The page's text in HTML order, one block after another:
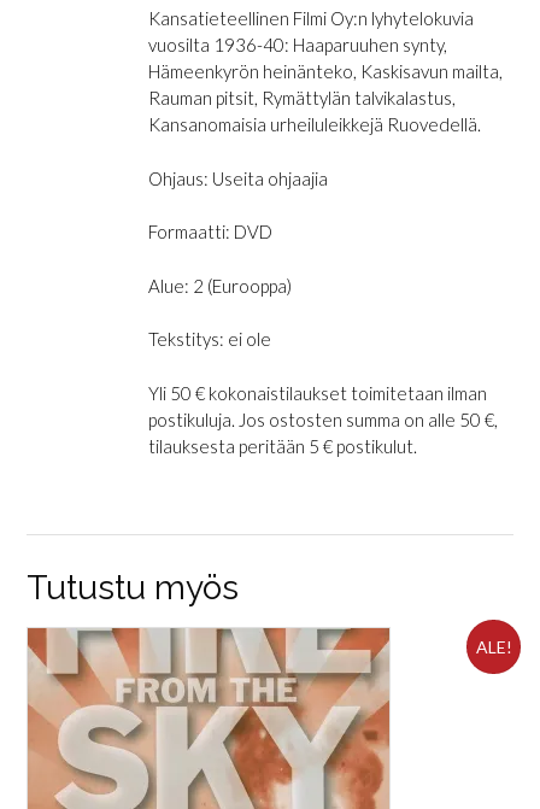
Kansatieteellinen Filmi Oy:n lyhytelokuvia
vuosilta 1936-40: Haaparuuhen synty,
Hämeenkyrön heinänteko, Kaskisavun mailta,
Rauman pitsit, Rymättylän talvikalastus,
Kansanomaisia urheiluleikkejä Ruovedellä.
Ohjaus: Useita ohjaajia
Formaatti: DVD
Alue: 2 (Eurooppa)
Tekstitys: ei ole
Yli 50 € kokonaistilaukset toimitetaan ilman
postikuluja. Jos ostosten summa on alle 50 €,
tilauksesta peritään 5 € postikulut.
Tutustu myös
ALE!